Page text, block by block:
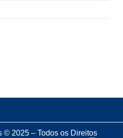
© 2025 – Todos os Direitos